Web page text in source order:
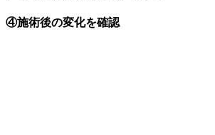
④施術後の変化を確認